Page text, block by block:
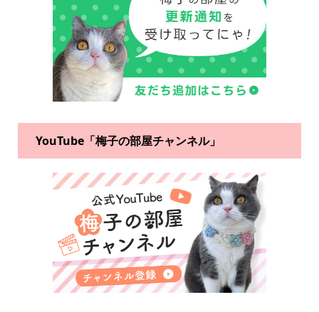
YouTube「梅子の部屋チャンネル」